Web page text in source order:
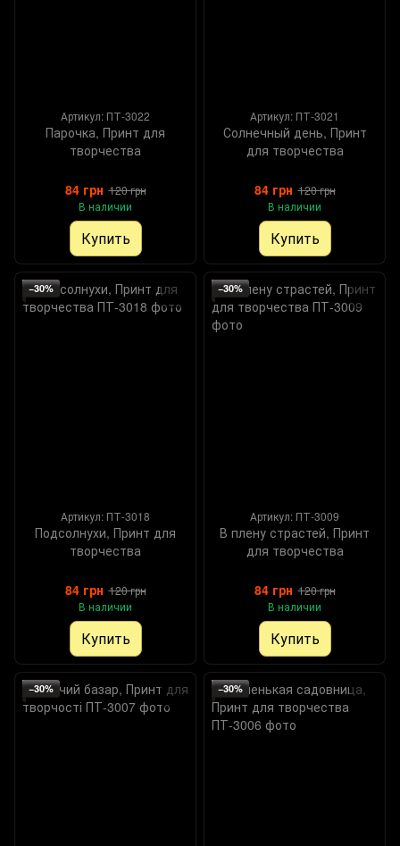
Артикул: ПТ-3022
Парочка, Принт для
творчества
84 грн 120 грн
В наличии
Купить
Артикул: ПТ-3021
Солнечный день, Принт
для творчества
84 грн 120 грн
В наличии
Купить
−30%
Артикул: ПТ-3018
Подсолнухи, Принт для
творчества
84 грн 120 грн
В наличии
Купить
−30%
Артикул: ПТ-3009
В плену страстей, Принт
для творчества
84 грн 120 грн
В наличии
Купить
−30% −30%